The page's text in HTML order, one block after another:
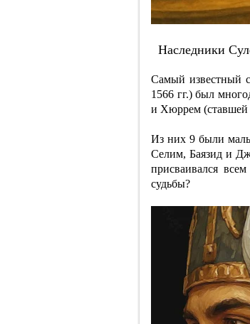
Нacлeдники
Самый известный
1566 гг.) был
и Хюррем (ставшей
Из них 9 были
Селим, Баязид и
присваивался
судьбы?